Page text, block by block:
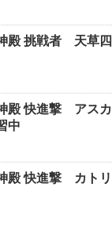
殿 挑戦者 天草
殿 快進撃 アス
中
殿 快進撃 カト